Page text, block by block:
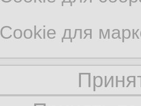
Cookie для